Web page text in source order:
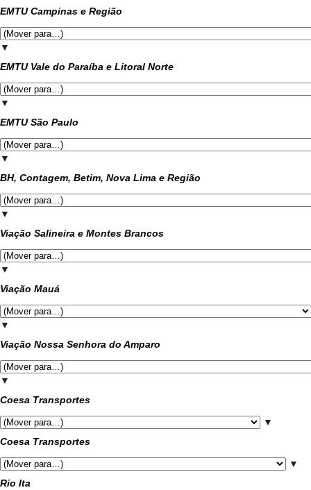
EMTU Campinas e Região
▼
EMTU Vale do Paraíba e Litoral Norte
▼
EMTU São Paulo
▼
BH, Contagem, Betim, Nova Lima e Região
▼
Viação Salineira e Montes Brancos
▼
Viação Mauá
▼
Viação Nossa Senhora do Amparo
▼
Coesa Transportes
▼
Coesa Transportes
▼
Rio Ita